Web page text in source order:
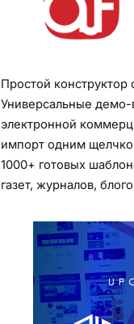
Простой конструктор
Универсальные демо-
электронной
импорт одним
1000+ готовых
газет, журналов,